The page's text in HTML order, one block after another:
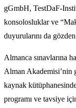
gGmbH, TestDaF-
konsolosluklar ve
duyurularını da
Almanca sınavlarına
Alman Akademisi’nin
kaynak
programı ve tavsiye